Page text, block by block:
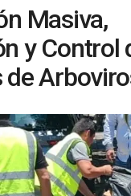
Masiva,
y Control
de